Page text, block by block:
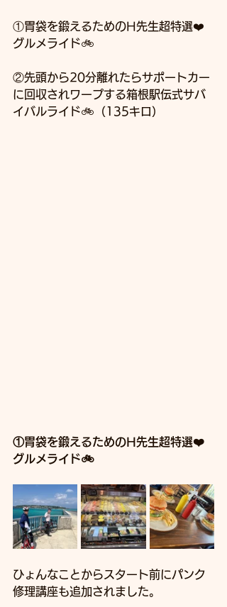
①胃袋を鍛えるためのH先生超特選❤️
グルメライド🚲
②先頭から20分離れたらサポートカー
に回収されワープする箱根駅伝式サバ
イバルライド🚲（135キロ）
①胃袋を鍛えるためのH先生超特選❤️
グルメライド🚲
ひょんなことからスタート前にパンク
修理講座も追加されました。